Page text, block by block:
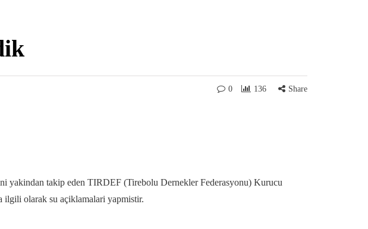
0 136 Share
yakindan takip eden TIRDEF (Tirebolu Dernekler Federasyonu) Kurucu
ilgili olarak su açiklamalari yapmistir.